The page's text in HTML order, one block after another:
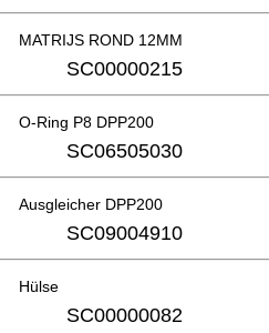
MATRIJS ROND 12MM
SC00000215
O-Ring P8 DPP200
SC06505030
Ausgleicher DPP200
SC09004910
Hülse
SC00000082